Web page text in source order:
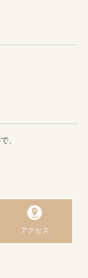
、
アクセス